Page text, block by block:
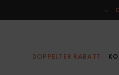
DOPPELTER RABATT